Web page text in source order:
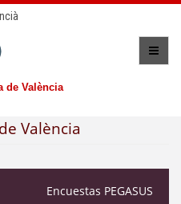
de València
València
Encuestas PEGASUS